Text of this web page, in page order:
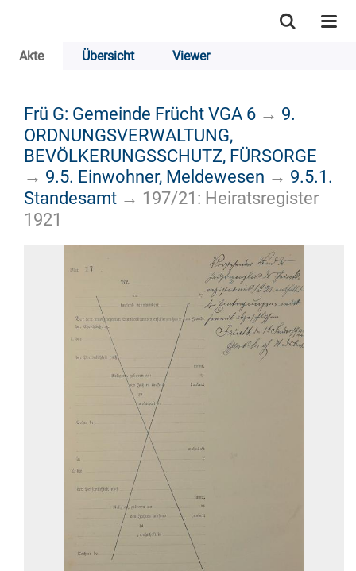
Akte Übersicht Viewer
Frü G: Gemeinde Frücht VGA 6 → 9.
ORDNUNGSVERWALTUNG,
BEVÖLKERUNGSSCHUTZ, FÜRSORGE
→ 9.5. Einwohner, Meldewesen → 9.5.1.
Standesamt → 197/21: Heiratsregister
1921